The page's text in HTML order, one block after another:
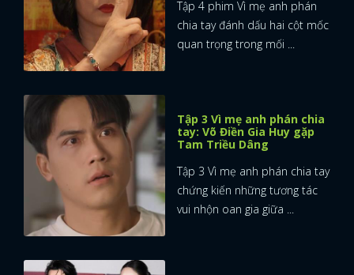
Tập 4 phim Vì mẹ anh phán
chia tay đánh dấu hai cột mốc
quan trọng trong mối ...
Tập 3 Vì mẹ anh phán chia
tay: Võ Điền Gia Huy gặp
Tam Triều Dâng
Tập 3 Vì mẹ anh phán chia tay
chứng kiến những tương tác
vui nhộn oan gia giữa ...